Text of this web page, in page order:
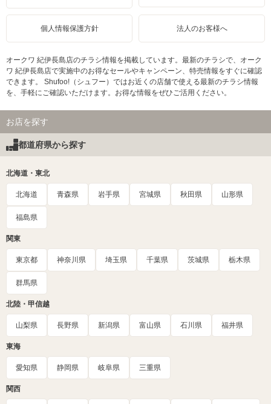
個人情報保護方針 法人のお客様へ
オークワ 紀伊長島店のチラシ情報を掲載しています。最新のチラシで、オーク
ワ 紀伊長島店で実施中のお得なセールやキャンペーン、特売情報をすぐに確認
できます。 Shufoo!（シュフー）ではお近くの店舗で使える最新のチラシ情報
を、手軽にご確認いただけます。お得な情報をぜひご活用ください。
お店を探す
都道府県から探す
北海道・東北
北海道 青森県 岩手県 宮城県 秋田県 山形県
福島県
関東
東京都 神奈川県 埼玉県 千葉県 茨城県 栃木県
群馬県
北陸・甲信越
山梨県 長野県 新潟県 富山県 石川県 福井県
東海
愛知県 静岡県 岐阜県 三重県
関西